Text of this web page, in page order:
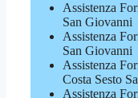
Assistenza
San Giovanni
Assistenza
San Giovanni
Assistenza
Costa Sesto
Assistenza